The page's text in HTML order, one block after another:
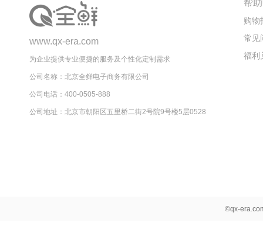
www.qx-era.com
为企业提供专业便捷的服务及个性化定制需求
公司名称：北京全鲜电子商务有限公司
公司电话：400-0505-888
公司地址：北京市朝阳区五里桥二街2号院9号楼5层0528
帮
购物
常见
福利
©qx-